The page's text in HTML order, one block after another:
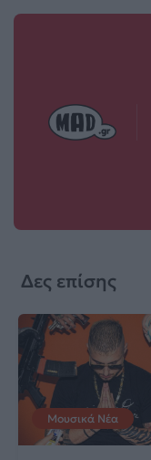
Δες επίσης
Μουσικά Νέα